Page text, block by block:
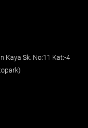
Kaya Sk. No:11 Kat:-4